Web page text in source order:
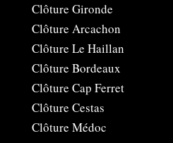
Clôture Gironde
Clôture Arcachon
Clôture Le Haillan
Clôture Bordeaux
Clôture Cap Ferret
Clôture Cestas
Clôture Médoc